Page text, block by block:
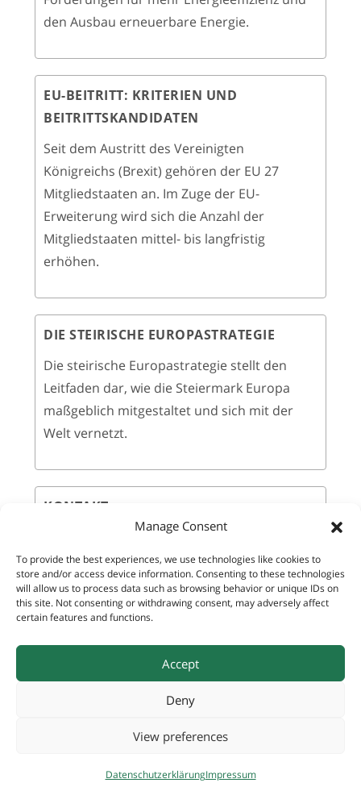
Manage Consent
To provide the best experiences, we use technologies like cookies to
store and/or access device information. Consenting to these technologies
will allow us to process data such as browsing behavior or unique IDs on
this site. Not consenting or withdrawing consent, may adversely affect
certain features and functions.
Accept
Deny
View preferences
DatenschutzerklärungImpressum
den Ausbau erneuerbare Energie.
EU-BEITRITT: KRITERIEN UND
BEITRITTSKANDIDATEN
Seit dem Austritt des Vereinigten
Königreichs (Brexit) gehören der EU 27
Mitgliedstaaten an. Im Zuge der EU-
Erweiterung wird sich die Anzahl der
Mitgliedstaaten mittel- bis langfristig
erhöhen.
DIE STEIRISCHE EUROPASTRATEGIE
Die steirische Europastrategie stellt den
Leitfaden dar, wie die Steiermark Europa
maßgeblich mitgestaltet und sich mit der
Welt vernetzt.
KONTAKT
Amt der Steiermärkischen Landesregierung
A9 Kultur, Europa, Sport
Referat Europa und Internationales
Email:europa-international@stmk.gv.at